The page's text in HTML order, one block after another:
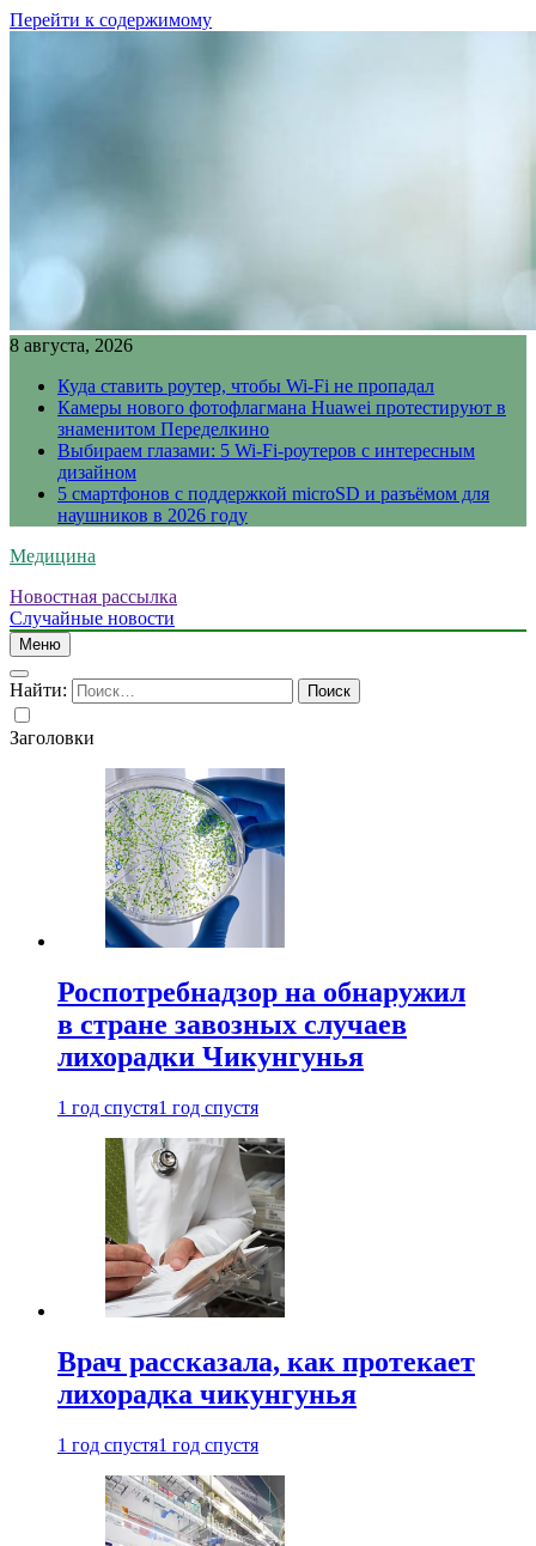
Перейти к содержимому
8 августа, 2026
Куда ставить роутер, чтобы Wi-Fi не пропадал
Камеры нового фотофлагмана Huawei протестируют в
знаменитом Переделкино
Выбираем глазами: 5 Wi-Fi-роутеров с интересным
дизайном
5 смартфонов с поддержкой microSD и разъёмом для
наушников в 2026 году
Медицина
Новостная рассылка
Случайные новости
Меню
Найти:
Заголовки
Роспотребнадзор на обнаружил
в стране завозных случаев
лихорадки Чикунгунья
1 год спустя1 год спустя
Врач рассказала, как протекает
лихорадка чикунгунья
1 год спустя1 год спустя